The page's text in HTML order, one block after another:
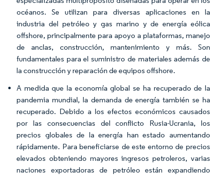
océanos. Se utilizan para diversas aplicaciones en la
industria del petróleo y gas marino y de energía eólica
offshore, principalmente para apoyo a plataformas, manejo
de anclas, construcción, mantenimiento y más. Son
fundamentales para el suministro de materiales además de
la construcción y reparación de equipos offshore.
A medida que la economía global se ha recuperado de la
pandemia mundial, la demanda de energía también se ha
recuperado. Debido a los efectos económicos causados
por las consecuencias del conflicto Rusia-Ucrania, los
precios globales de la energía han estado aumentando
rápidamente. Para beneficiarse de este entorno de precios
elevados obteniendo mayores ingresos petroleros, varias
naciones exportadoras de petróleo están expandiendo